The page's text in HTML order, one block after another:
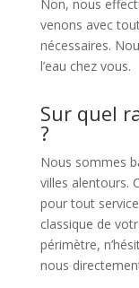
Non, nous
venons avec
nécessaires.
l’eau chez vous.
Sur quel
?
Nous sommes
villes alentours.
pour tout
classique de
périmètre,
nous